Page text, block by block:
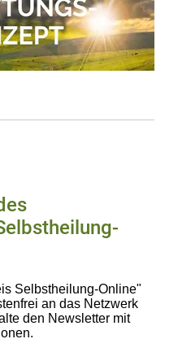
Selbstheilung-Online"
an das Netzwerk
den Newsletter mit